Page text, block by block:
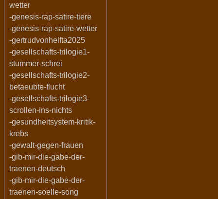
wetter
-genesis-rap-satire-tiere
-genesis-rap-satire-wetter
-gertrudvonhelfta2025
-gesellschafts-trilogie1-
stummer-schrei
-gesellschafts-trilogie2-
betaeubte-flucht
-gesellschafts-trilogie3-
scrollen-ins-nichts
-gesundheitsystem-kritik-
krebs
-gewalt-gegen-frauen
-gib-mir-die-gabe-der-
traenen-deutsch
-gib-mir-die-gabe-der-
traenen-soelle-song